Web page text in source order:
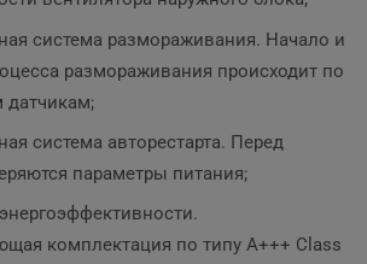
система размораживания. Начало и
размораживания происходит по
датчикам;
система авторестарта. Перед
параметры питания;
комплектация по типу A+++ Class